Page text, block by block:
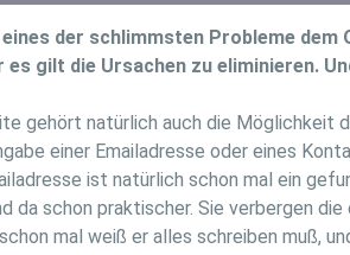
der schlimmsten Probleme
es gilt die Ursachen zu eliminieren.
gehört natürlich auch die Möglichkeit
einer Emailadresse oder eines
ist natürlich schon mal ein
da schon praktischer. Sie verbergen
mal weiß er alles schreiben muß,